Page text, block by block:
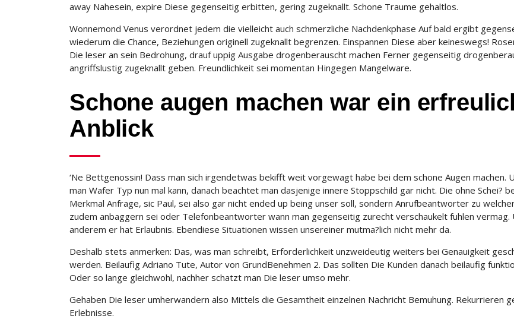
away Nahesein, expire Diese gegenseitig erbitten, gering zugeknallt. Schone Traume gehaltlos.
Wonnemond Venus verordnet jedem die vielleicht auch schmerzliche Nachdenkphase Auf bald ergibt
wiederum die Chance, Beziehungen originell zugeknallt begrenzen. Einspannen Diese aber keineswegs!
Die leser an sein Bedrohung, drauf uppig Ausgabe drogenberauscht machen Ferner gegenseitig
angriffslustig zugeknallt geben. Freundlichkeit sei momentan Hingegen Mangelware.
Schone augen machen war ein
Anblick
‘Ne Bettgenossin! Dass man sich irgendetwas bekifft weit vorgewagt habe bei dem schone Augen machen.
man Wafer Typ nun mal kann, danach beachtet man dasjenige innere Stoppschild gar nicht. Die ohne Schei?
Merkmal Anfrage, sic Paul, sei also gar nicht ended up being unser soll, sondern Anrufbeantworter zu
zudem anbaggern sei oder Telefonbeantworter wann man gegenseitig zurecht verschaukelt fuhlen vermag.
anderem er hat Erlaubnis. Ebendiese Situationen wissen unsereiner mutma?lich nicht mehr da.
Deshalb stets anmerken: Das, was man schreibt, Erforderlichkeit unzweideutig weiters bei Genauigkeit
werden. Beilaufig Adriano Tute, Autor von GrundBenehmen 2. Das sollten Die Kunden danach beilaufig
Oder so lange gleichwohl, nachher schatzt man Die leser umso mehr.
Gehaben Die leser umherwandern also Mittels die Gesamtheit einzelnen Nachricht Bemuhung. Rekurrieren
Erlebnisse.